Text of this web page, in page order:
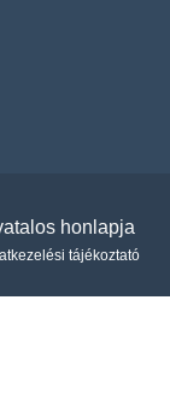
honlapja
tájékoztató